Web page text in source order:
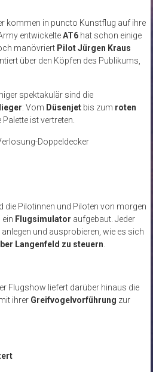
kommen in puncto Kunstflug auf ihre
entwickelteAT6hat schon einige
manövriert Pilot Jürgen Kraus
über den Köpfen des Publikums,
spektakulär sind die
: Vom Düsenjetbis zum roten
ist vertreten.
die Pilotinnen und Piloten von morgen
ein Flugsimulator aufgebaut. Jeder
und ausprobieren, wie es sich
Langenfeld zu steuern.
Flugshow liefert darüber hinaus die
ihrer Greifvogelvorführung zur